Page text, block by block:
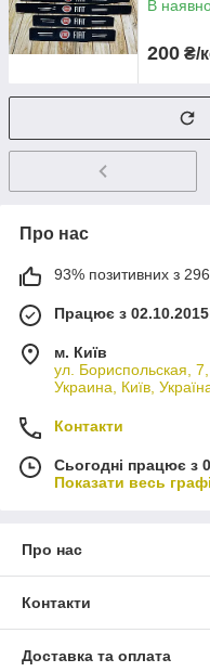
В
200 ₴/
Про нас
93% позитивних з
Працює з 02.10.2015
м. Київ
ул. Бориспольская,
Украина, Київ,
Контакти
Сьогодні працює з
Показати весь
Про нас
Контакти
Доставка та оплата